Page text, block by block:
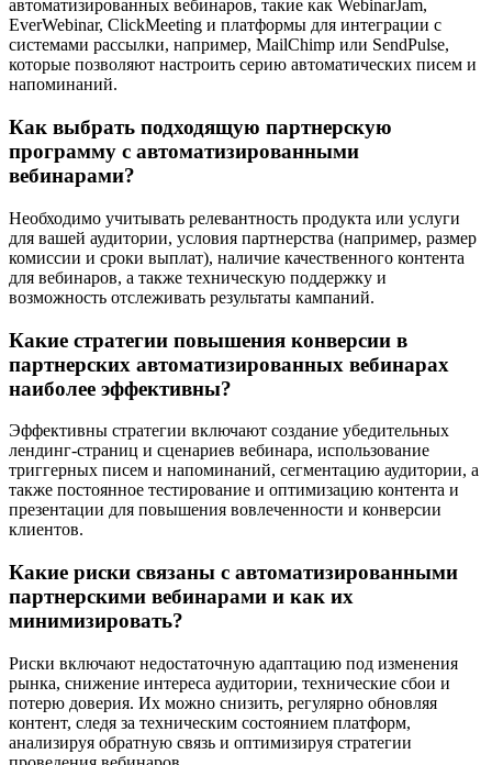
автоматизированных вебинаров, такие как WebinarJam,
EverWebinar, ClickMeeting и платформы для интеграции с
системами рассылки, например, MailChimp или SendPulse,
которые позволяют настроить серию автоматических писем и
напоминаний.
Как выбрать подходящую партнерскую
программу с автоматизированными
вебинарами?
Необходимо учитывать релевантность продукта или услуги
для вашей аудитории, условия партнерства (например, размер
комиссии и сроки выплат), наличие качественного контента
для вебинаров, а также техническую поддержку и
возможность отслеживать результаты кампаний.
Какие стратегии повышения конверсии в
партнерских автоматизированных вебинарах
наиболее эффективны?
Эффективны стратегии включают создание убедительных
лендинг-страниц и сценариев вебинара, использование
триггерных писем и напоминаний, сегментацию аудитории, а
также постоянное тестирование и оптимизацию контента и
презентации для повышения вовлеченности и конверсии
клиентов.
Какие риски связаны с автоматизированными
партнерскими вебинарами и как их
минимизировать?
Риски включают недостаточную адаптацию под изменения
рынка, снижение интереса аудитории, технические сбои и
потерю доверия. Их можно снизить, регулярно обновляя
контент, следя за техническим состоянием платформ,
анализируя обратную связь и оптимизируя стратегии